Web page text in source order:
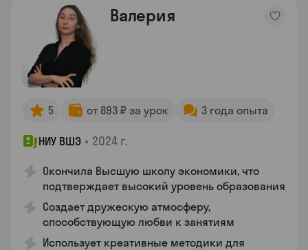
Валерия
5 от 893 ₽ за урок 3 года опыта
НИУ ВШЭ • 2024 г.
Окончила Высшую школу экономики, что
подтверждает высокий уровень образования
Создает дружескую атмосферу,
способствующую любви к занятиям
Использует креативные методики для